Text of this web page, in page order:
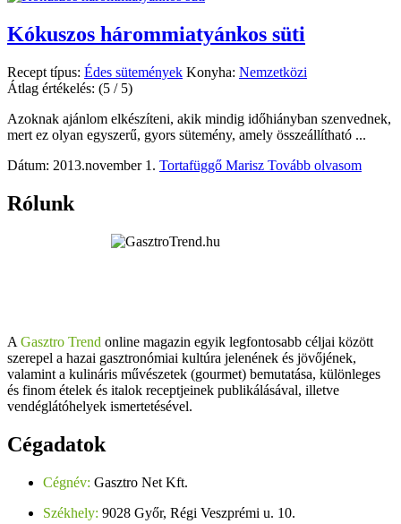
Kókuszos hárommiatyánkos süti
Recept típus: Édes sütemények Konyha: Nemzetközi
Átlag értékelés: (5 / 5)
Azoknak ajánlom elkészíteni, akik mindig időhiányban szenvednek,
mert ez olyan egyszerű, gyors sütemény, amely összeállítható ...
Dátum: 2013.november 1. Tortafüggő Marisz Tovább olvasom
Rólunk
A Gasztro Trend online magazin egyik legfontosabb céljai között
szerepel a hazai gasztronómiai kultúra jelenének és jövőjének,
valamint a kulináris művészetek (gourmet) bemutatása, különleges
és finom ételek és italok receptjeinek publikálásával, illetve
vendéglátóhelyek ismertetésével.
Cégadatok
Cégnév: Gasztro Net Kft.
Székhely: 9028 Győr, Régi Veszprémi u. 10.